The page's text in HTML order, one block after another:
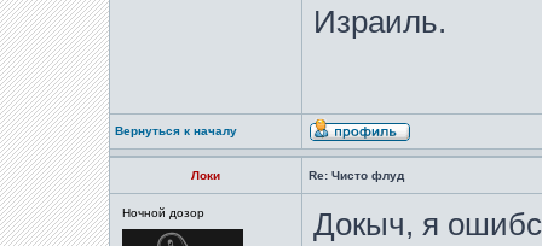
Израиль.
Вернуться к началу
Локи Re: Чисто флуд
Ночной дозор
Докыч, я